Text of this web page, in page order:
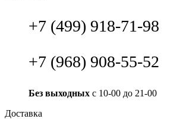
+7 (499) 918-71-98
+7 (968) 908-55-52
Без выходных с 10-00 до 21-00
Доставка